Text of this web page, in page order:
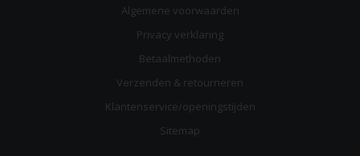
Algemene voorwaarden
Privacy verklaring
Betaalmethoden
Verzenden & retourneren
Klantenservice/openingstijden
Sitemap